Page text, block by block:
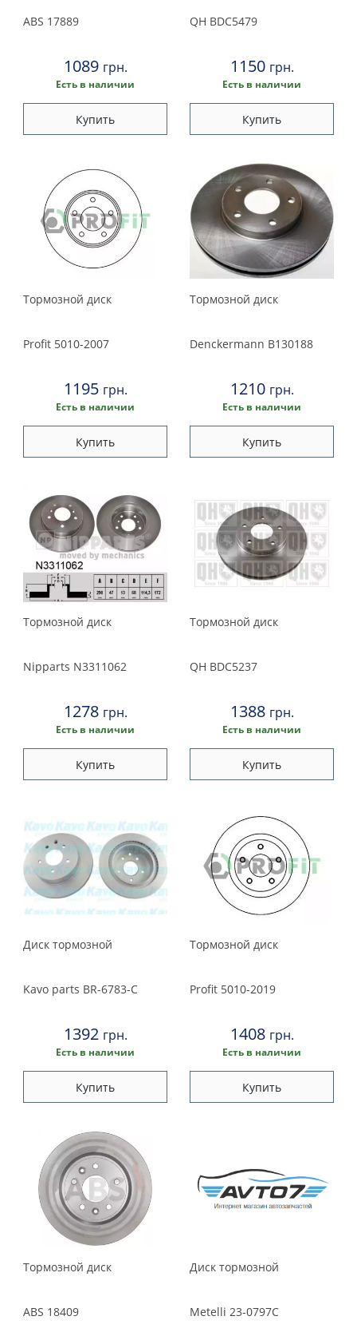
ABS 17889
1089 грн.
Есть в наличии
Купить
QH BDC5479
1150 грн.
Есть в наличии
Купить
Тормозной диск
Profit 5010-2007
1195 грн.
Есть в наличии
Купить
Тормозной диск
Denckermann B130188
1210 грн.
Есть в наличии
Купить
Тормозной диск
Nipparts N3311062
1278 грн.
Есть в наличии
Купить
Тормозной диск
QH BDC5237
1388 грн.
Есть в наличии
Купить
Диск тормозной
Kavo parts BR-6783-C
1392 грн.
Есть в наличии
Купить
Тормозной диск
Profit 5010-2019
1408 грн.
Есть в наличии
Купить
Тормозной диск
ABS 18409
Диск тормозной
Metelli 23-0797C